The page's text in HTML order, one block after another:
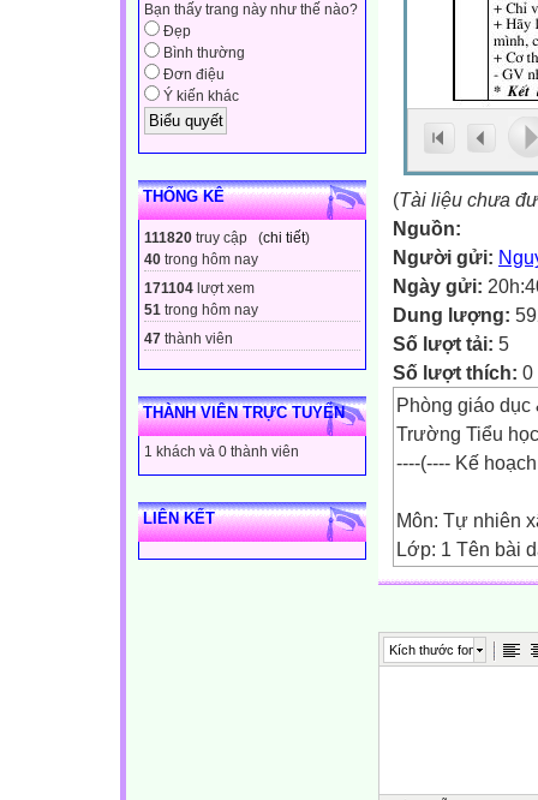
Bạn thấy trang này như thế nào?
Đẹp
Bình thường
Đơn điệu
Ý kiến khác
THỐNG KÊ
111820 truy cập (chi tiết)
40 trong hôm nay
171104 lượt xem
51 trong hôm nay
47 thành viên
THÀNH VIÊN TRỰC TUYẾN
1 khách và 0 thành viên
LIÊN KẾT
(Tài liệu chưa
Nguồn:
Người gửi:
Ngày gửi:
Dung lượng:
Số lượt tải: 5
Số lượt thích: 0
Phòng giáo dục
Trường Tiểu
----(---- Kế
Môn: Tự nhiên
Lớp: 1 Tên bài
- Nhận ra ba
phận bên ngoài
Kích thước font